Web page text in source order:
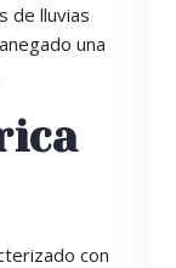
de lluvias
una
con